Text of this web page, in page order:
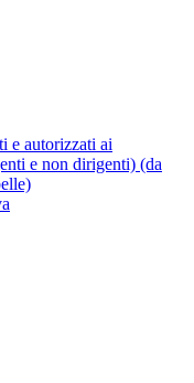
e autorizzati ai
e non dirigenti) (da